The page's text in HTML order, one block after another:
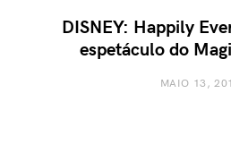
DISNEY: Happily
espetáculo do
MAIO 13,